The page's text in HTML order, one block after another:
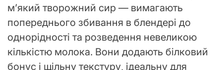
м’який творожний сир — вимагають
попереднього збивання в блендері до
однорідності та розведення невеликою
кількістю молока. Вони додають білковий
бонус і щільну текстуру, ідеальну для